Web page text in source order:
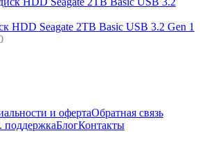
HDD Seagate 2TB Basic USB 3.2 Gen 1
и офертаОбратная связь
поддержкаБлогКонтакты